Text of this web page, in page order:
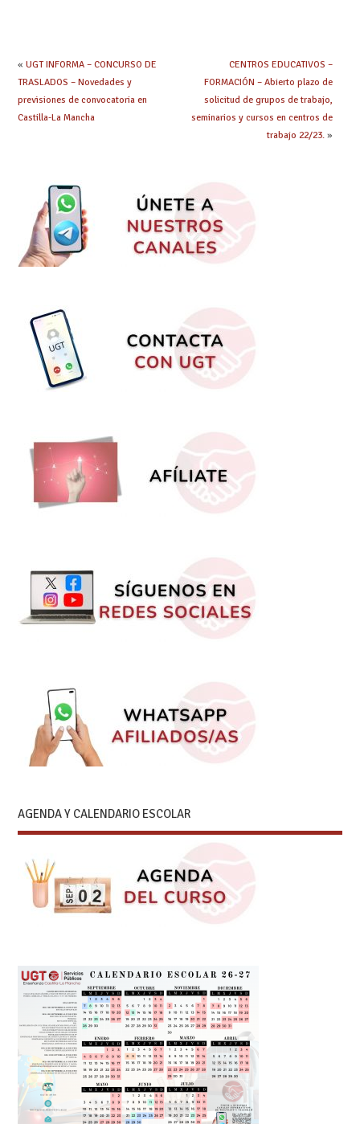
« UGT INFORMA – CONCURSO DE
TRASLADOS – Novedades y
previsiones de convocatoria en
Castilla-La Mancha
CENTROS EDUCATIVOS –
FORMACIÓN – Abierto plazo de
solicitud de grupos de trabajo,
seminarios y cursos en centros de
trabajo 22/23.»
AGENDA Y CALENDARIO ESCOLAR